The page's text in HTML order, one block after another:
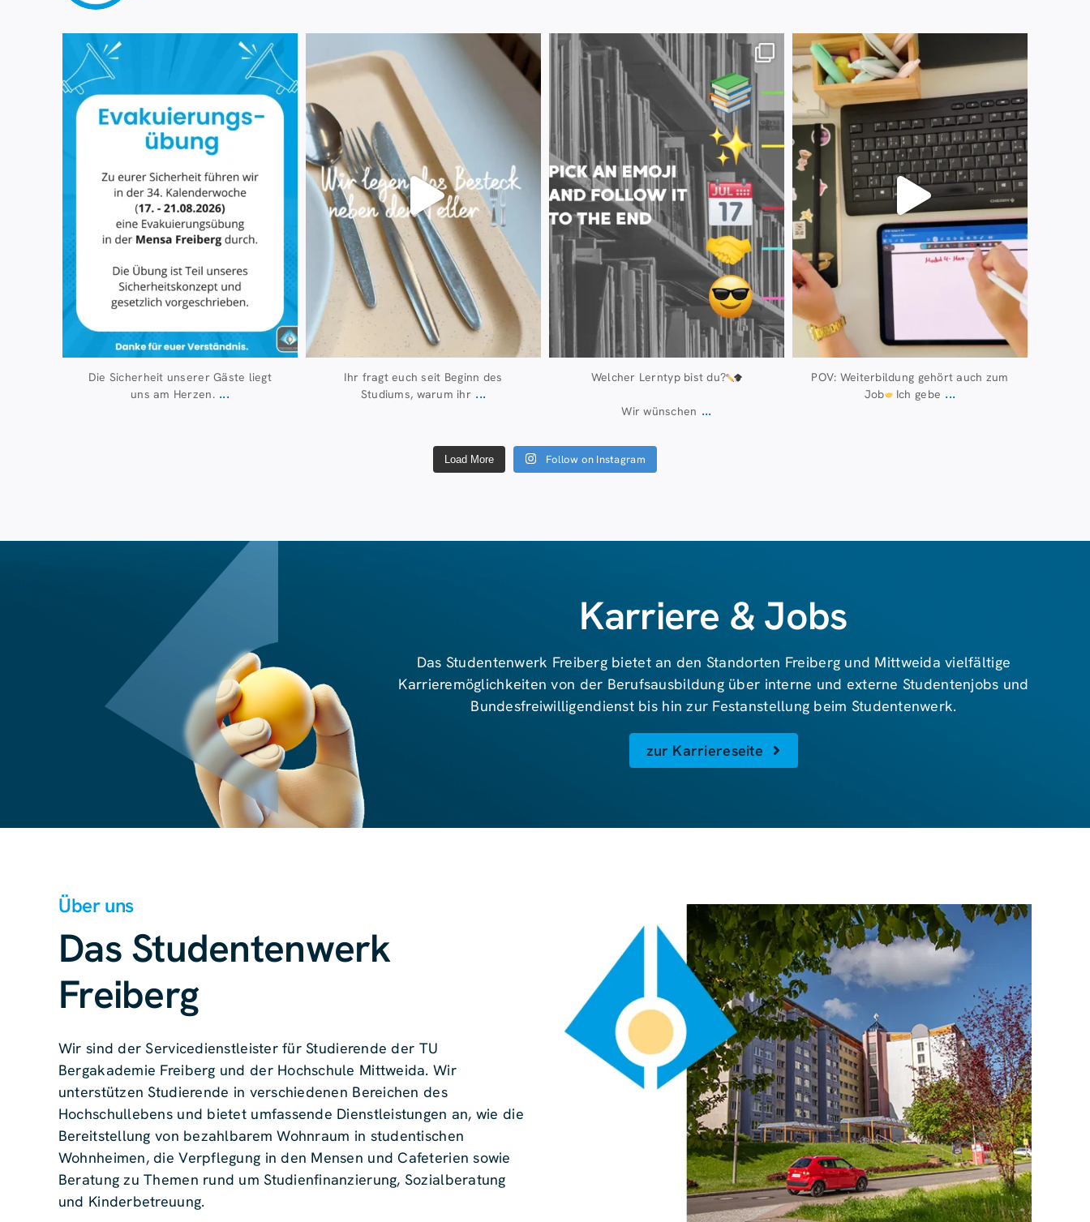
Die Sicherheit unserer Gäste liegt
uns am Herzen. ...
224
Ihr fragt euch seit Beginn des
Studiums, warum ihr ...
Juli 20
29
Welcher Lerntyp bist du?
Wir wünschen ...
Juli 13
61
POV: Weiterbildung gehört auch zum
Job Ich gebe ...
Load More Follow on Instagram
Karriere & Jobs
Das Studentenwerk Freiberg bietet an den Standorten Freiberg und Mittweida vielfältige
Karrieremöglichkeiten von der Berufsausbildung über interne und externe Studentenjobs und
Bundesfreiwilligendienst bis hin zur Festanstellung beim Studentenwerk.
zur Karriereseite
Über uns
Das Studentenwerk
Freiberg
Wir sind der Servicedienstleister für Studierende der TU
Bergakademie Freiberg und der Hochschule Mittweida. Wir
unterstützen Studierende in verschiedenen Bereichen des
Hochschullebens und bietet umfassende Dienstleistungen an, wie die
Bereitstellung von bezahlbarem Wohnraum in studentischen
Wohnheimen, die Verpflegung in den Mensen und Cafeterien sowie
Beratung zu Themen rund um Studienfinanzierung, Sozialberatung
und Kinderbetreuung.